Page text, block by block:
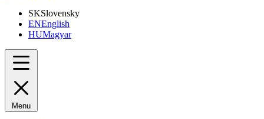
SKSlovensky
ENEnglish
HUMagyar
Menu